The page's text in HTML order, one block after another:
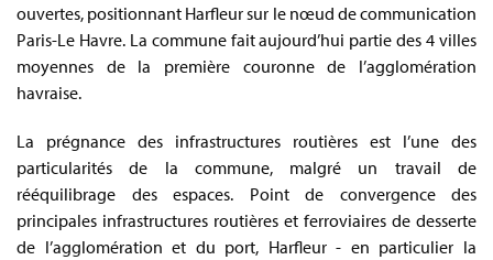
ouvertes, positionnant Harfleur sur le nœud de communication
Paris-Le Havre. La commune fait aujourd’hui partie des 4 villes
moyennes de la première couronne de l’agglomération
havraise.
La prégnance des infrastructures routières est l’une des
particularités de la commune, malgré un travail de
rééquilibrage des espaces. Point de convergence des
principales infrastructures routières et ferroviaires de desserte
de l’agglomération et du port, Harfleur - en particulier la